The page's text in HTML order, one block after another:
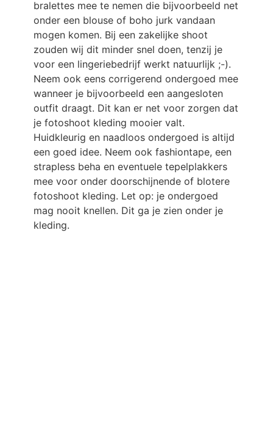
bralettes mee te nemen die bijvoorbeeld net
onder een blouse of boho jurk vandaan
mogen komen. Bij een zakelijke shoot
zouden wij dit minder snel doen, tenzij je
voor een lingeriebedrijf werkt natuurlijk ;-).
Neem ook eens corrigerend ondergoed mee
wanneer je bijvoorbeeld een aangesloten
outfit draagt. Dit kan er net voor zorgen dat
je fotoshoot kleding mooier valt.
Huidkleurig en naadloos ondergoed is altijd
een goed idee. Neem ook fashiontape, een
strapless beha en eventuele tepelplakkers
mee voor onder doorschijnende of blotere
fotoshoot kleding. Let op: je ondergoed
mag nooit knellen. Dit ga je zien onder je
kleding.